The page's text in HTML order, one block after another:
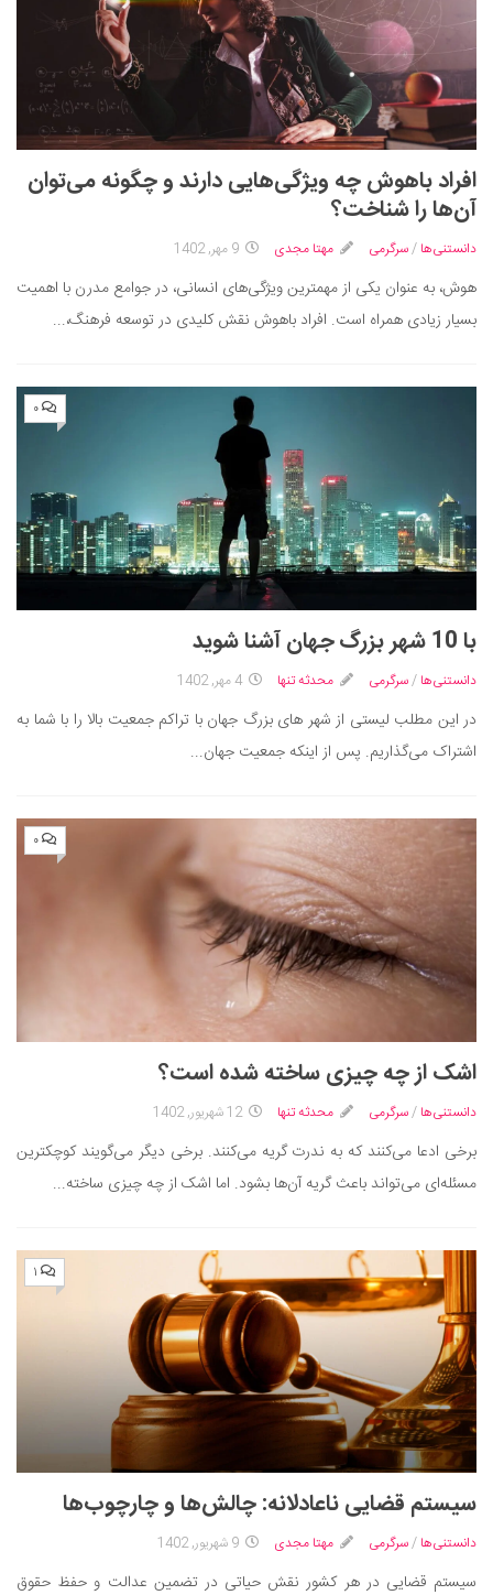
افراد باهوش چه ویژگی‌هایی دارند و چگونه می‌توان
آن‌ها را شناخت؟
دانستنی‌ها /سرگرمی مهتا مجدی 9 مهر, 1402
هوش، به عنوان یکی از مهمترین ویژگی‌های انسانی، در جوامع مدرن با اهمیت
بسیار زیادی همراه است. افراد باهوش نقش کلیدی در توسعه فرهنگ،...
۰
با 10 شهر بزرگ جهان آشنا شوید
دانستنی‌ها /سرگرمی محدثه تنها 4 مهر, 1402
در این مطلب لیستی از شهر های بزرگ جهان با تراکم جمعیت بالا را با شما به
اشتراک می‌گذاریم. پس از اینکه جمعیت جهان...
۰
اشک از چه چیزی ساخته شده است؟
دانستنی‌ها /سرگرمی محدثه تنها 12 شهریور, 1402
برخی ادعا می‌کنند که به ندرت گریه می‌کنند. برخی دیگر می‌گویند کوچکترین
مسئله‌ای می‌تواند باعث گریه آن‌ها بشود. اما اشک از چه چیزی ساخته...
۱
سیستم قضایی ناعادلانه: چالش‌ها و چارچوب‌ها
دانستنی‌ها /سرگرمی مهتا مجدی 9 شهریور, 1402
سیستم قضایی در هر کشور نقش حیاتی در تضمین عدالت و حفظ حقوق